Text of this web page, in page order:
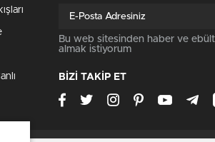
Bu web sitesinden haber ve
almak istiyorum
BİZİ TAKİP ET